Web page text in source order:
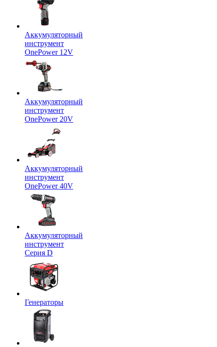
Аккумуляторный
инструмент
OnePower 12V
Аккумуляторный
инструмент
OnePower 20V
Аккумуляторный
инструмент
OnePower 40V
Аккумуляторный
инструмент
Серия D
Генераторы